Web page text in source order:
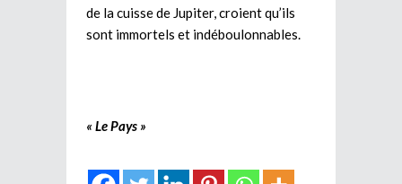
de la cuisse de Jupiter, croient qu’ils
sont immortels et indéboulonnables.
« Le Pays »